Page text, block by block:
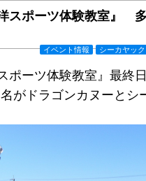
スポーツ体験教室』
イベント情報 シーカヤック
ポーツ体験教室』最終
がドラゴンカヌーとシ